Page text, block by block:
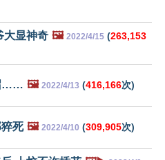
大显神奇 🖼️ 2022/4/15 (263,153
…… 🖼️ 2022/4/13 (416,166次)
死 🖼️ 2022/4/10 (309,905次)